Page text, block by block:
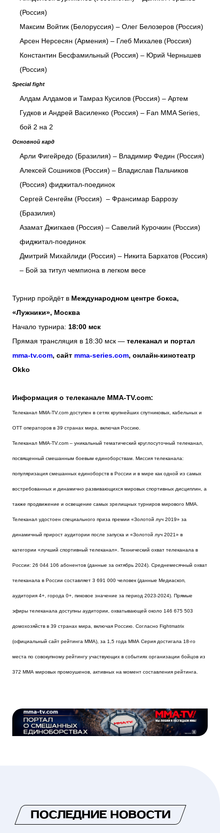
(Россия)
Максим Войтик (Белоруссия) – Олег Белозеров (Россия)
Арсен Нерсесян (Армения) – Глеб Михалев (Россия)
Константин Бесфамильный (Россия) – Юрий Чернышев
(Россия)
Special fight
Алдам Алдамов и Тамраз Кусилов (Россия) – Артем
Гудков и Андрей Василенко (Россия) – Fan MMA Series,
бой 2 на 2
Основной кард
Арли Фигейредо (Бразилия) – Владимир Федин (Россия)
Алексей Сошников (Россия) – Владислав Пальчиков
(Россия) фиджитал-поединок
Сергей Сенгейм (Россия) – Франсимар Баррозу
(Бразилия)
Азамат Джигкаев (Россия) – Савелий Курочкин (Россия)
фиджитал-поединок
Дмитрий Михайлиди (Россия) – Никита Бархатов (Россия)
– Бой за титул чемпиона в легком весе
Турнир пройдёт в Международном центре бокса,
«Лужники», Москва
Начало турнира: 18:00 мск
Прямая трансляция в 18:30 мск — телеканал и портал
mma-tv.com, сайт mma-series.com, онлайн-кинотеатр
Okko
Информация о телеканале MMA-TV.com:
Телеканал MMA-TV.com доступен в сетях крупнейших спутниковых, кабельных и
ОТТ операторов в 39 странах мира, включая Россию.
Телеканал MMA-TV.com – уникальный тематический круглосуточный телеканал,
посвященный смешанным боевым единоборствам. Миссия телеканала:
популяризация смешанных единоборств в России и в мире как одной из самых
востребованных и динамично развивающихся мировых спортивных дисциплин, а
также продвижение и освещение самых зрелищных турниров мирового MMA.
Телеканал удостоен специального приза премии «Золотой луч 2019» за
динамичный прирост аудитории после запуска и «Золотой луч 2021» в
категории «лучший спортивный телеканал». Технический охват телеканала в
России: 26 044 106 абонентов (данные за октябрь 2024). Среднемесячный охват
телеканала в России составляет 3 691 000 человек (данные Медиаскоп,
аудитория 4+, города 0+, пиковое значение за период 2023-2024). Прямые
эфиры телеканала доступны аудитории, охватывающей около 146 675 503
домохозяйств в 39 странах мира, включая Россию. Согласно Fightmatrix
(официальный сайт рейтинга MMA), за 1,5 года ММА Серия достигала 18-го
места по совокупному рейтингу участвующих в событиях организации бойцов из
372 ММА мировых промоушенов, активных на момент составления рейтинга.
ПОСЛЕДНИЕ НОВОСТИ